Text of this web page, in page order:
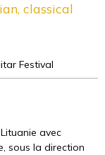
classical
Festival
avec
sous la direction